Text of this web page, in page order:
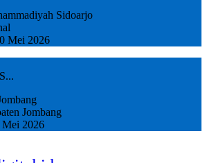
Sidoarjo
Mei 2026
Jombang
Mei 2026